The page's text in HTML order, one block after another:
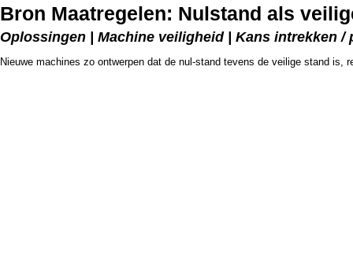
Bron Maatregelen: Nulstand als
Oplossingen | Machine veiligheid | Kans intrekken /
Nieuwe machines zo ontwerpen dat de nul-stand tevens de veilige stand